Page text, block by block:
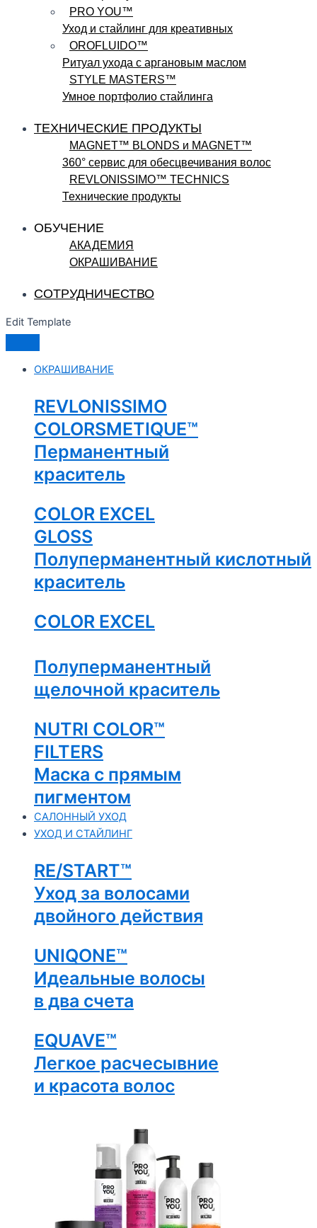
PRO YOU™
Уход и стайлинг для креативных
OROFLUIDO™
Ритуал ухода с аргановым маслом
STYLE MASTERS™
Умное портфолио стайлинга
ТЕХНИЧЕСКИЕ ПРОДУКТЫ
MAGNET™ BLONDS и MAGNET™
360° сервис для обесцвечивания волос
REVLONISSIMO™ TECHNICS
Технические продукты
ОБУЧЕНИЕ
АКАДЕМИЯ
ОКРАШИВАНИЕ
СОТРУДНИЧЕСТВО
Edit Template
ОКРАШИВАНИЕ
REVLONISSIMO
COLORSMETIQUE™
Перманентный
краситель
COLOR EXCEL
GLOSS
Полуперманентный кислотный
краситель
COLOR EXCEL
Полуперманентный
щелочной краситель
NUTRI COLOR™
FILTERS
Маска с прямым
пигментом
САЛОННЫЙ УХОД
УХОД И СТАЙЛИНГ
RE/START™
Уход за волосами
двойного действия
UNIQONE™
Идеальные волосы
в два счета
EQUAVE™
Легкое расчесывние
и красота волос